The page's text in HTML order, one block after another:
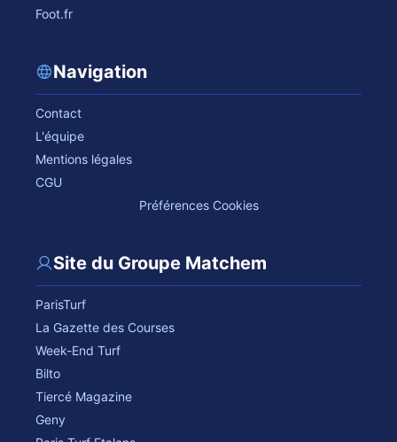
Foot.fr
Navigation
Contact
L'équipe
Mentions légales
CGU
Préférences Cookies
Site du Groupe Matchem
ParisTurf
La Gazette des Courses
Week-End Turf
Bilto
Tiercé Magazine
Geny